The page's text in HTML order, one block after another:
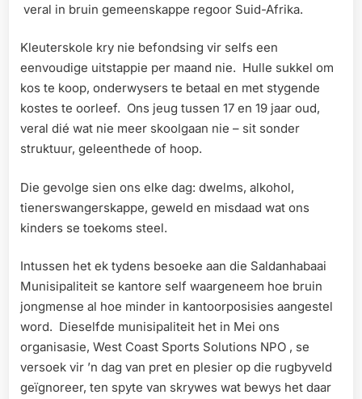
veral in bruin gemeenskappe regoor Suid-Afrika.
Kleuterskole kry nie befondsing vir selfs een
eenvoudige uitstappie per maand nie. Hulle sukkel om
kos te koop, onderwysers te betaal en met stygende
kostes te oorleef. Ons jeug tussen 17 en 19 jaar oud,
veral dié wat nie meer skoolgaan nie – sit sonder
struktuur, geleenthede of hoop.
Die gevolge sien ons elke dag: dwelms, alkohol,
tienerswangerskappe, geweld en misdaad wat ons
kinders se toekoms steel.
Intussen het ek tydens besoeke aan die Saldanhabaai
Munisipaliteit se kantore self waargeneem hoe bruin
jongmense al hoe minder in kantoorposisies aangestel
word. Dieselfde munisipaliteit het in Mei ons
organisasie, West Coast Sports Solutions NPO , se
versoek vir ’n dag van pret en plesier op die rugbyveld
geïgnoreer, ten spyte van skrywes wat bewys het daar